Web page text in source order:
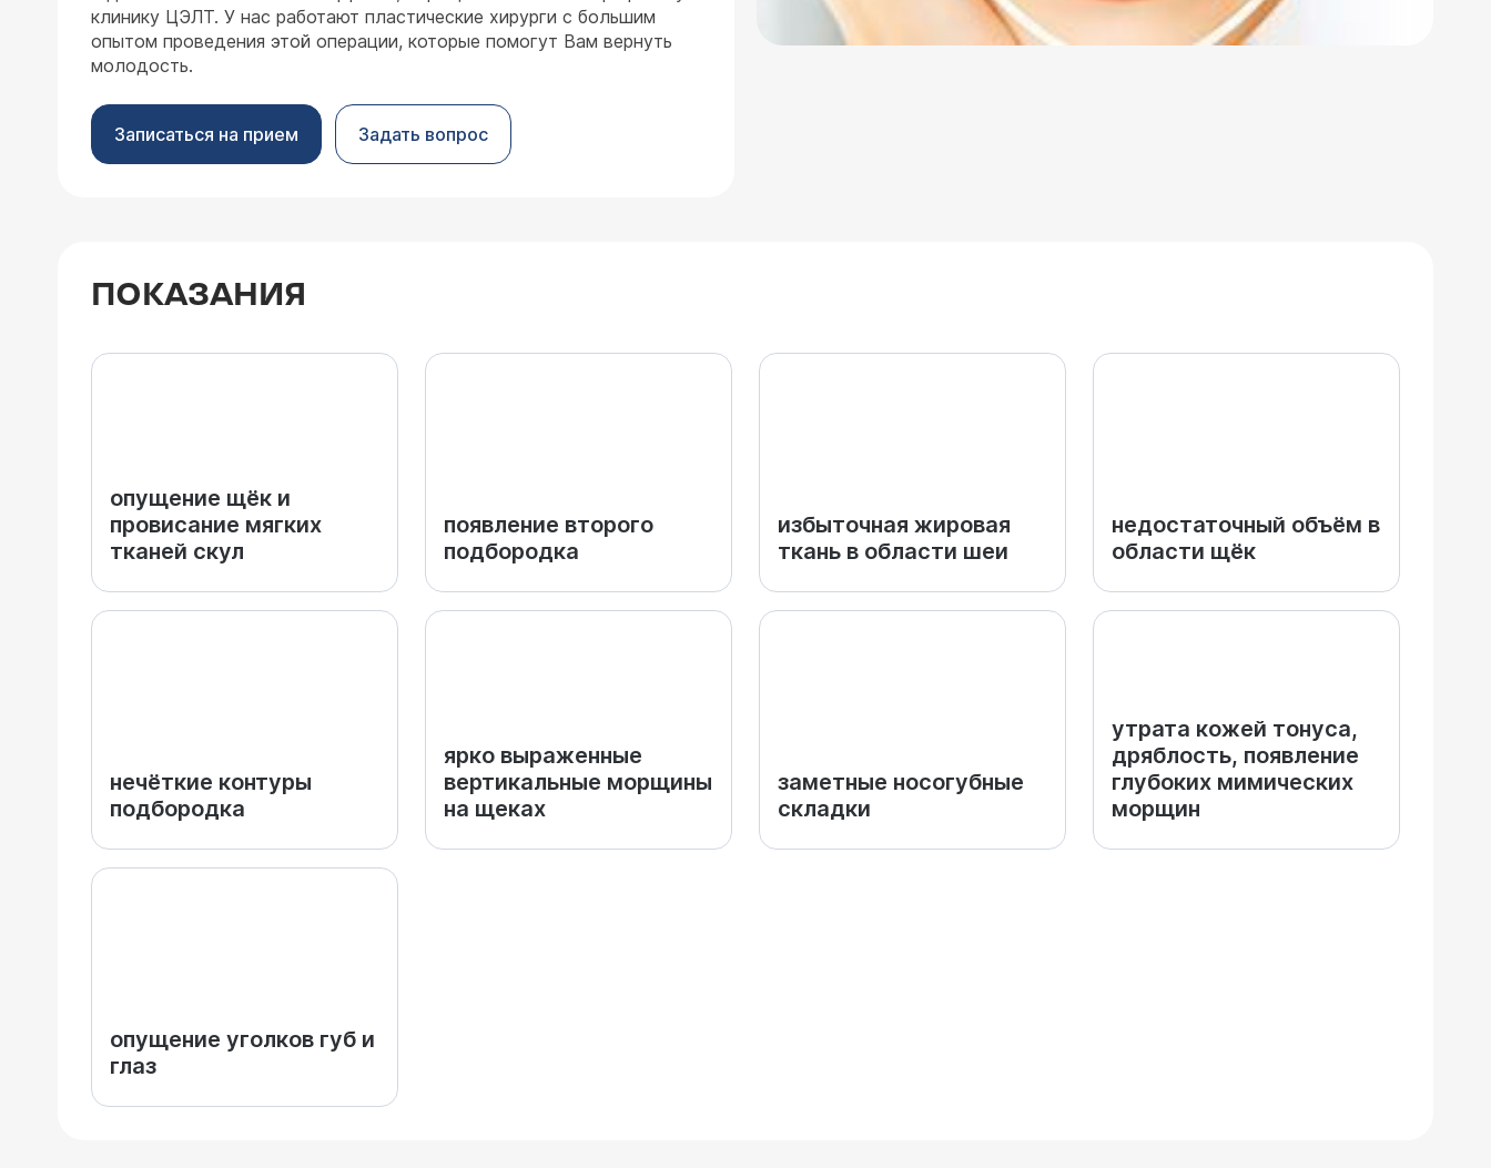
клинику ЦЭЛТ. У нас работают пластические хирурги с большим
опытом проведения этой операции, которые помогут Вам вернуть
молодость.
Записаться на прием Задать вопрос
ПОКАЗАНИЯ
опущение щёк и
провисание мягких
тканей скул
появление второго
подбородка
избыточная жировая
ткань в области шеи
недостаточный объём в
области щёк
нечёткие контуры
подбородка
ярко выраженные
вертикальные морщины
на щеках
заметные носогубные
складки
утрата кожей тонуса,
дряблость, появление
глубоких мимических
морщин
опущение уголков губ и
глаз